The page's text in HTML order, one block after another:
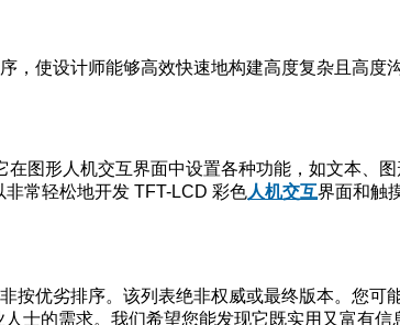
使设计师能够高效快速地构建高度复杂且高度
图形人机交互界面中设置各种功能，如文本、图
常轻松地开发 TFT-LCD 彩色人机交互界面和触
按优劣排序。该列表绝非权威或最终版本。您可
士的需求。我们希望您能发现它既实用又富有信